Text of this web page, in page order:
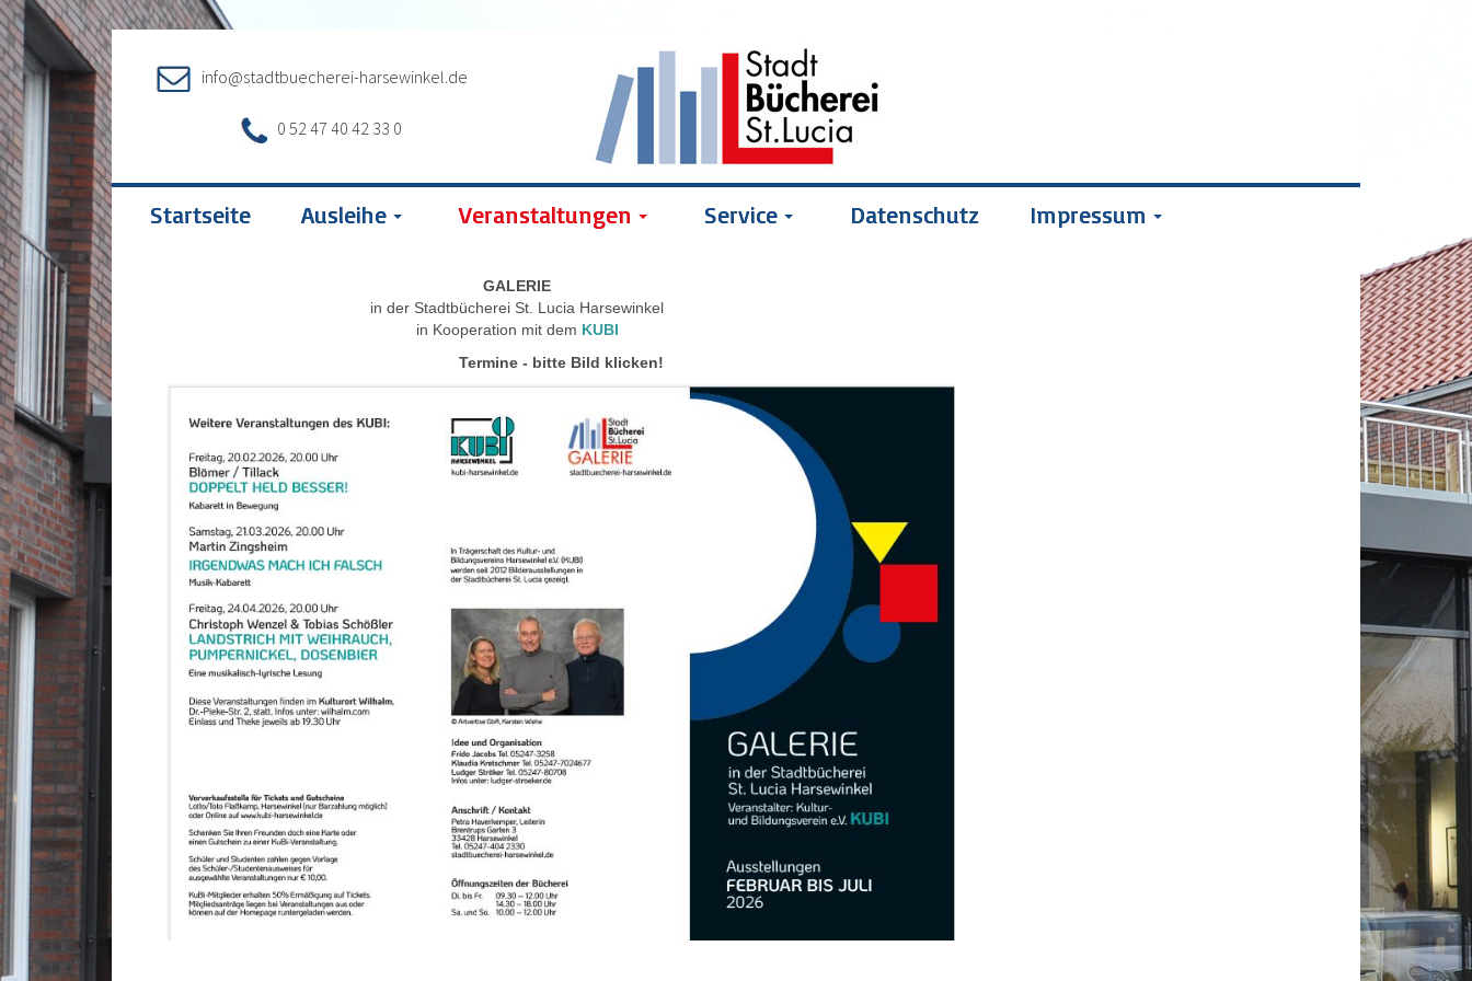
info@stadtbuecherei-harsewinkel.de
0 52 47 40 42 33 0
Startseite Ausleihe Veranstaltungen Service Datenschutz Impressum
GALERIE
in der Stadtbücherei St. Lucia Harsewinkel
in Kooperation mit dem KUBI
Termine - bitte Bild klicken!